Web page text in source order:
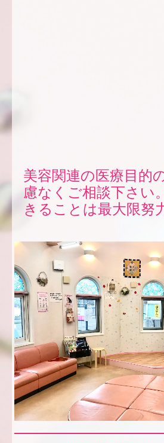
美容関連の医療目的
慮なくご相談下さい
きることは最大限努